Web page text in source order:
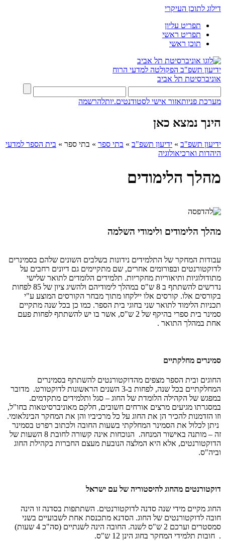
דילוג לתוכן העיקרי
תפריט עליון
תפריט ראשי
תוכן ראשי
ידיעון תשפ"ב הפקולטה למדעי הרוח
אוניברסיטת תל אביב
מערכת פניותאזור אישי לסטודנטים.יותלהרשמה
הינך נמצא כאן
ידיעון תשפ"ב » ידיעון תשפ"ב » בתי ספר » בתי ספר » בית הספר למדעי
היהדות וארכיאולוגיה
מהלך הלימודים
מהלך הלימודים ולימודי השלמה
​עבודות המחקר של התלמידים נידונות בשלבים השונים שלהם בסמינרים
לדוקטורנטים ובפורומים אחרים, שם מתקיימים גם דיונים רחבים על
מתודולוגיות ותיאוריות מחקריות. תלמידים הלומדים לתואר שלישי
נדרשים להשתתף ב 8 ש"ס במהלך לימודיהם ולהשיג ציון של 85 לפחות
בקורסים אלו. קורסים אלו יילקחו מתוך מבחר הקורסים המוצע ע"י
תכניות הלימוד לתואר שני בחוגי בית הספר. כמו כן בכל שנה מתקיים
סמינר בית ספרי בהיקף של 2 ש"ס, אשר בו יש להשתתף לפחות פעם
אחת במהלך התואר .
סמינרים מחלקתיים
החוגים ובית הספר מצפים מהדוקטורנטים להשתתף בסמינרים
המחלקתיים בכל שנה, לפחות ב-3 השנים הראשונות לדוקטורט. מדובר
במפגש של הקהילה הלומדת של החוג – סגל ותלמידים מתקדמים.
במסגרתו מגיעים מרצים אורחים חשובים, חלקם מאוניברסיטאות בחו"ל,
וזו הזדמנות להכיר הן את החוג על כל מרכיביו והן את המחקר הבינלאומי.
ניתן לכלול את הסמינר המחלקתי בשעות החובה ולכתוב רפרט בסמינר
זה – מותנה באישור המנחה. הנוכחות אינה קשורה לחובת 8 השעות של
הדוקטורנטים, אלא היא המלצה הנובעת מעצם החברות בקהילת החוג
וביה"ס.
דוקטורנטים מהחוג להיסטוריה של עם ישראל
החוג מקיים מידי שנה סדנה לדוקטורנטים. השתתפות בסדנה זו הינה
חובה לדוקטורנטים של החוג. הסדנא מתכנסת אחת לשבועיים בשני
סמסטרים וערכם 2 ש"ס לשנה. החובה הינה לשנתיים (סה"כ 4 שעות)
. חובות תלמידי המחקר בחוג הינן 12 ש"ס.